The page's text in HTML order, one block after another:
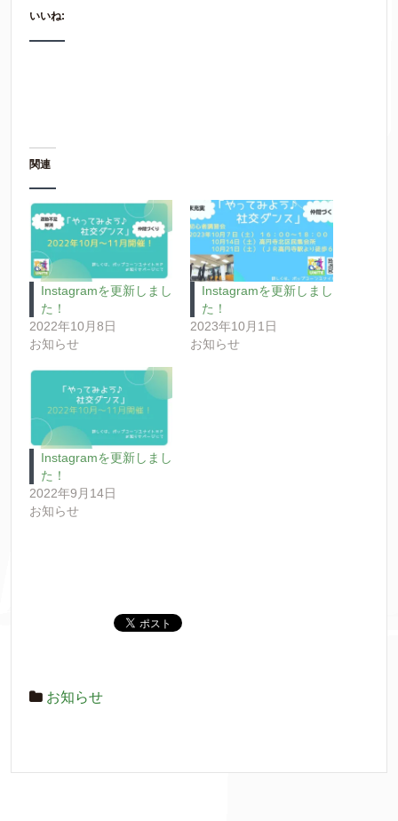
いいね:
関連
Instagramを更新しまし
た！
2022年10月8日
お知らせ
Instagramを更新しまし
た！
2023年10月1日
お知らせ
Instagramを更新しまし
た！
2022年9月14日
お知らせ
お知らせ